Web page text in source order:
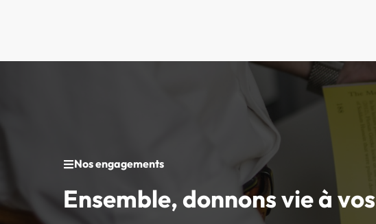
Nos engagements
Ensemble, donnons vie à vos